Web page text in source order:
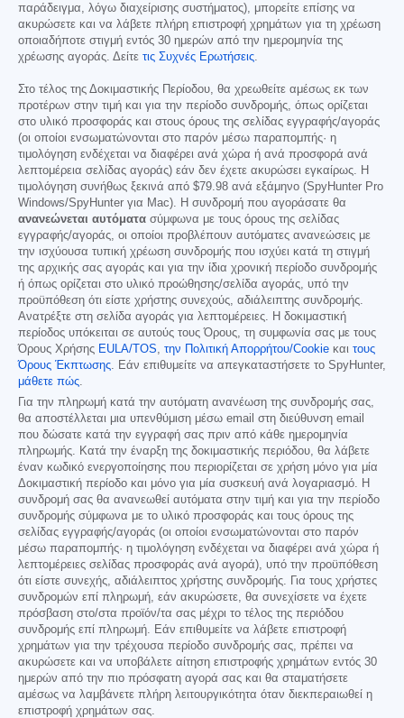
παράδειγμα, λόγω διαχείρισης συστήματος), μπορείτε επίσης να
ακυρώσετε και να λάβετε πλήρη επιστροφή χρημάτων για τη χρέωση
οποιαδήποτε στιγμή εντός 30 ημερών από την ημερομηνία της
χρέωσης αγοράς. Δείτε τις Συχνές Ερωτήσεις
Στο τέλος της Δοκιμαστικής Περίοδου, θα χρεωθείτε αμέσως εκ των
προτέρων στην τιμή και για την περίοδο συνδρομής, όπως ορίζεται
στο υλικό προσφοράς και στους όρους της σελίδας εγγραφής/αγοράς
(οι οποίοι ενσωματώνονται στο παρόν μέσω παραπομπής· η
τιμολόγηση ενδέχεται να διαφέρει ανά χώρα ή ανά προσφορά ανά
λεπτομέρεια σελίδας αγοράς) εάν δεν έχετε ακυρώσει εγκαίρως. Η
τιμολόγηση συνήθως ξεκινά από $79.98 ανά εξάμηνο (SpyHunter Pro
Windows/SpyHunter για Mac). Η συνδρομή που αγοράσατε θα
ανανεώνεται αυτόματα σύμφωνα με τους όρους της σελίδας
εγγραφής/αγοράς, οι οποίοι προβλέπουν αυτόματες ανανεώσεις με
την ισχύουσα τυπική χρέωση συνδρομής που ισχύει κατά τη στιγμή
της αρχικής σας αγοράς και για την ίδια χρονική περίοδο συνδρομής
ή όπως ορίζεται στο υλικό προώθησης/σελίδα αγοράς, υπό την
προϋπόθεση ότι είστε χρήστης συνεχούς, αδιάλειπτης συνδρομής.
Ανατρέξτε στη σελίδα αγοράς για λεπτομέρειες. Η δοκιμαστική
περίοδος υπόκειται σε αυτούς τους Όρους, τη συμφωνία σας με τους
Όρους Χρήσης EULA/TOS την Πολιτική Απορρήτου/Cookie και τους
Όρους Έκπτωσης . Εάν επιθυμείτε να απεγκαταστήσετε το SpyHunter,
μάθετε πώς
Για την πληρωμή κατά την αυτόματη ανανέωση της συνδρομής σας,
θα αποστέλλεται μια υπενθύμιση μέσω email στη διεύθυνση email
που δώσατε κατά την εγγραφή σας πριν από κάθε ημερομηνία
πληρωμής. Κατά την έναρξη της δοκιμαστικής περιόδου, θα λάβετε
έναν κωδικό ενεργοποίησης που περιορίζεται σε χρήση μόνο για μία
Δοκιμαστική περίοδο και μόνο για μία συσκευή ανά λογαριασμό. Η
συνδρομή σας θα ανανεωθεί αυτόματα στην τιμή και για την περίοδο
συνδρομής σύμφωνα με το υλικό προσφοράς και τους όρους της
σελίδας εγγραφής/αγοράς (οι οποίοι ενσωματώνονται στο παρόν
μέσω παραπομπής· η τιμολόγηση ενδέχεται να διαφέρει ανά χώρα ή
λεπτομέρειες σελίδας προσφοράς ανά αγορά), υπό την προϋπόθεση
ότι είστε συνεχής, αδιάλειπτος χρήστης συνδρομής. Για τους χρήστες
συνδρομών επί πληρωμή, εάν ακυρώσετε, θα συνεχίσετε να έχετε
πρόσβαση στο/στα προϊόν/τα σας μέχρι το τέλος της περιόδου
συνδρομής επί πληρωμή. Εάν επιθυμείτε να λάβετε επιστροφή
χρημάτων για την τρέχουσα περίοδο συνδρομής σας, πρέπει να
ακυρώσετε και να υποβάλετε αίτηση επιστροφής χρημάτων εντός 30
ημερών από την πιο πρόσφατη αγορά σας και θα σταματήσετε
αμέσως να λαμβάνετε πλήρη λειτουργικότητα όταν διεκπεραιωθεί η
επιστροφή χρημάτων σας.